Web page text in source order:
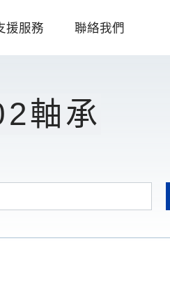
援服務 聯絡我們
軸承